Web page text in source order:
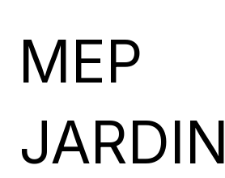
MEP
JARDIN